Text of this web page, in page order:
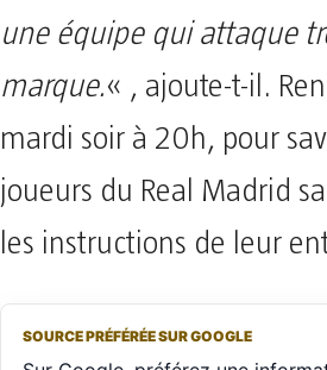
une équipe qui attaque
marque.« , ajoute-t-il.
mardi soir à 20h, pour
joueurs du Real Madrid
les instructions de leur
SOURCE PRÉFÉRÉE SUR GOOGLE